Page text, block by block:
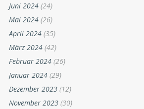
Juni 2024 (24)
Mai 2024 (26)
April 2024 (35)
März 2024 (42)
Februar 2024 (26)
Januar 2024 (29)
Dezember 2023 (12)
November 2023 (30)